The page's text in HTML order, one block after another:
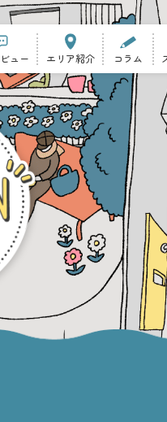
ュー エリア紹介 コラム